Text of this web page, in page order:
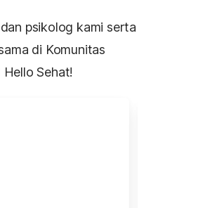
psikolog kami serta
di Komunitas
Sehat!